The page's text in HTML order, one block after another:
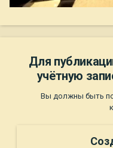
Для
учётную
Вы должны быть